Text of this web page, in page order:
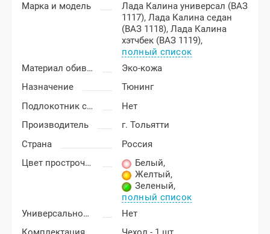
Марка и модель
Лада Калина универсал (ВАЗ
1117),Лада Калина седан
(ВАЗ 1118),Лада Калина
хэтчбек (ВАЗ 1119),
полный список
Материал обивки подлокотника
Эко-кожа
Назначение
Тюнинг
Подлокотник с бардачком
Нет
Производитель
г. Тольятти
Страна
Россия
Цвет прострочки
Белый,
Желтый,
Зеленый,
полный список
Универсальность подлокотника
Нет